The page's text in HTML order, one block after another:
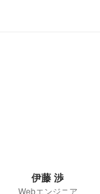
伊藤 渉
Webエンジニア